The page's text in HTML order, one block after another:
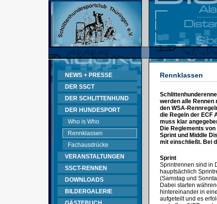
NEWS + PRESSE
DER SSCT
DER SCHLITTENHUND
DER HUNDESPORT
Who is Who
Rennklassen
Fachausdrücke
VERANSTALTUNGEN
SSCT-RENNEN
DOWNLOADS
BILDERGALERIE
Rennklassen
werden alle Rennen
den WSA-
die Regeln der ECF
muss klar
Die Reglements
Sprint und Middle
mit einschließt. Bei
Sprint
Sprintrennen sind in
hauptsächlich
(Samstag und
Dabei starten
hintereinander in
aufgeteilt und es